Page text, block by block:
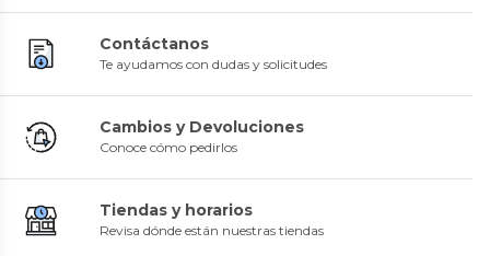
Contáctanos
Te ayudamos con dudas y solicitudes
Cambios y Devoluciones
Conoce cómo pedirlos
Tiendas y horarios
Revisa dónde están nuestras tiendas